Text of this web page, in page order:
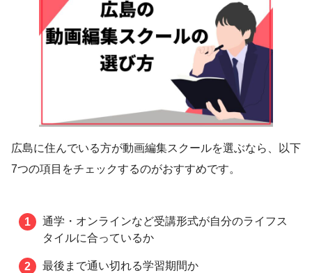
広島に住んでいる方が動画編集スクールを選ぶなら、以下
7つの項目をチェックするのがおすすめです。
通学・オンラインなど受講形式が自分のライフス
タイルに合っているか
最後まで通い切れる学習期間か